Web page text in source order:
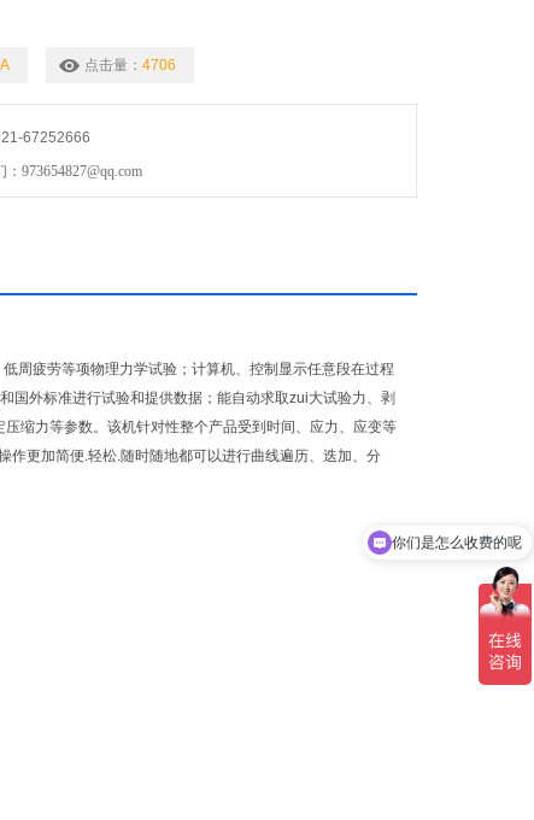
点击量： 4706
67252666
973654827@qq.com
周疲劳等项物理力学试验；计算机、控制显示任意段在过程
国外标准进行试验和提供数据；能自动求取zui大试验力、剥
缩力等参数。该机针对性整个产品受到时间、应力、应变等
更加简便.轻松.随时随地都可以进行曲线遍历、迭加、分
现在有优惠活动吗